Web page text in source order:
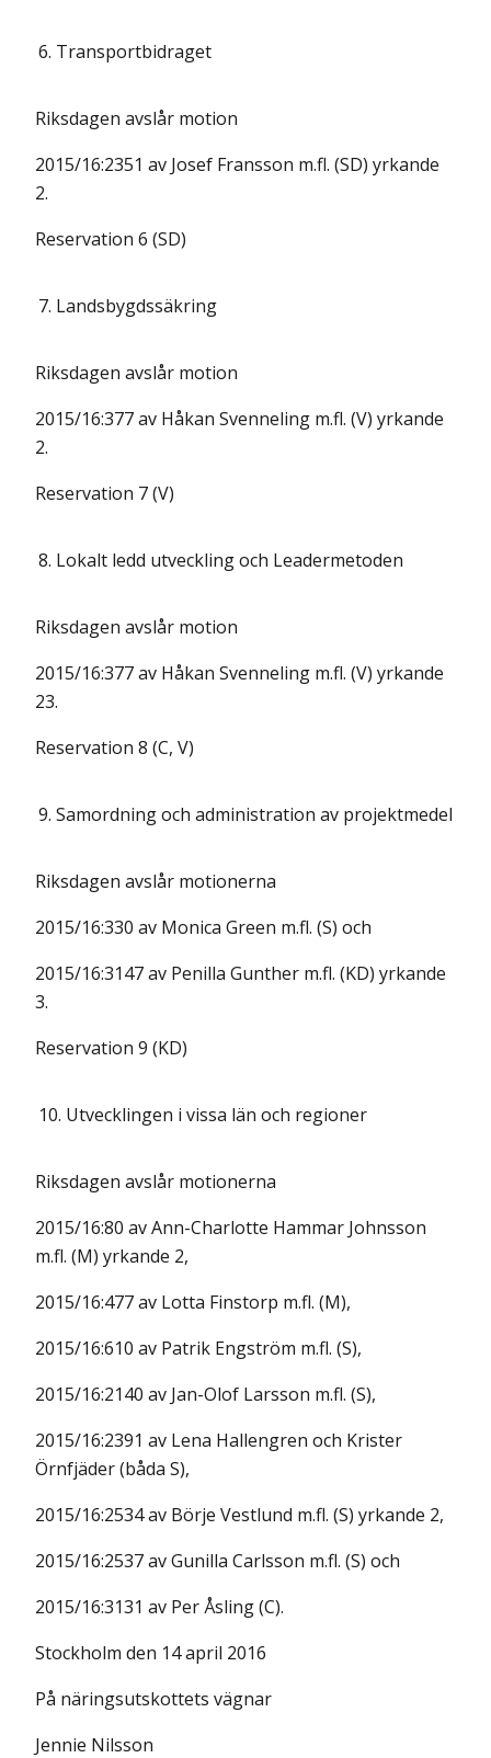
6. Transportbidraget
Riksdagen avslår motion
2015/16:2351 av Josef Fransson m.fl. (SD) yrkande
2.
Reservation 6 (SD)
7. Landsbygdssäkring
Riksdagen avslår motion
2015/16:377 av Håkan Svenneling m.fl. (V) yrkande
2.
Reservation 7 (V)
8. Lokalt ledd utveckling och Leadermetoden
Riksdagen avslår motion
2015/16:377 av Håkan Svenneling m.fl. (V) yrkande
23.
Reservation 8 (C, V)
9. Samordning och administration av projektmedel
Riksdagen avslår motionerna
2015/16:330 av Monica Green m.fl. (S) och
2015/16:3147 av Penilla Gunther m.fl. (KD) yrkande
3.
Reservation 9 (KD)
10. Utvecklingen i vissa län och regioner
Riksdagen avslår motionerna
2015/16:80 av Ann-Charlotte Hammar Johnsson
m.fl. (M) yrkande 2,
2015/16:477 av Lotta Finstorp m.fl. (M),
2015/16:610 av Patrik Engström m.fl. (S),
2015/16:2140 av Jan-Olof Larsson m.fl. (S),
2015/16:2391 av Lena Hallengren och Krister
Örnfjäder (båda S),
2015/16:2534 av Börje Vestlund m.fl. (S) yrkande 2,
2015/16:2537 av Gunilla Carlsson m.fl. (S) och
2015/16:3131 av Per Åsling (C).
Stockholm den 14 april 2016
På näringsutskottets vägnar
Jennie Nilsson